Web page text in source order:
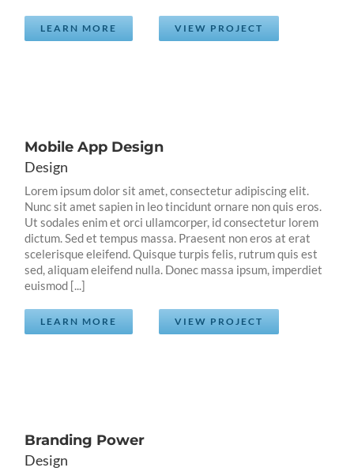
LEARN MORE VIEW PROJECT
Mobile App Design
Design
Lorem ipsum dolor sit amet, consectetur adipiscing elit.
Nunc sit amet sapien in leo tincidunt ornare non quis eros.
Ut sodales enim et orci ullamcorper, id consectetur lorem
dictum. Sed et tempus massa. Praesent non eros at erat
scelerisque eleifend. Quisque turpis felis, rutrum quis est
sed, aliquam eleifend nulla. Donec massa ipsum, imperdiet
euismod [...]
LEARN MORE VIEW PROJECT
Branding Power
Design